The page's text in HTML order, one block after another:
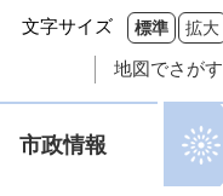
文字サイズ 標準 拡大
地図でさがす
市政情報